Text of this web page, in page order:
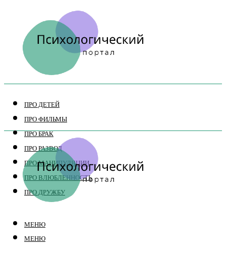
ПРО ДЕТЕЙ
ПРО ФИЛЬМЫ
ПРО БРАК
ПРО РАЗВОД
ПРО МАНИПУЛЯЦИИ
ПРО ВЛЮБЛЕННОСТЬ
ПРО ДРУЖБУ
МЕНЮ
МЕНЮ